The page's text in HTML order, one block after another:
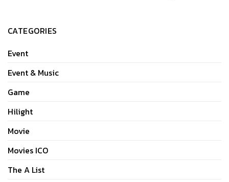
CATEGORIES
Event
Event & Music
Game
Hilight
Movie
Movies ICO
The A List